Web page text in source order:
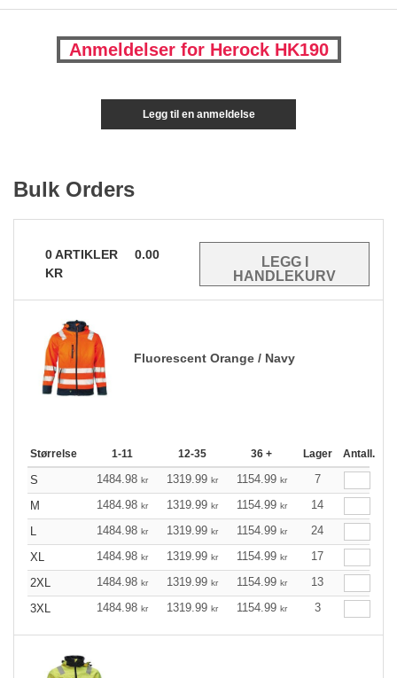
Anmeldelser for Herock HK190
Legg til en anmeldelse
Bulk Orders
0ARTIKLER
0.00
KR
Fluorescent Orange / Navy
Størrelse 1-11 12-35 36 + Lager Antall.
S 1484.98 kr 1319.99 kr 1154.99 kr
7
M
1484.98 kr 1319.99 kr 1154.99 kr
14
L
1484.98 kr 1319.99 kr 1154.99 kr
24
XL
1484.98 kr 1319.99 kr 1154.99 kr
17
2XL
1484.98 kr 1319.99 kr 1154.99 kr
13
3XL
1484.98 kr 1319.99 kr 1154.99 kr 3